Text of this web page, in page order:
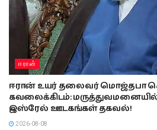
ஈரான்
ஈரான் உயர் தலைவர் மொஜ்தபா
கவலைக்கிடம்:
இஸ்ரேல் ஊடகங்கள் தகவல்!
2026-08-08